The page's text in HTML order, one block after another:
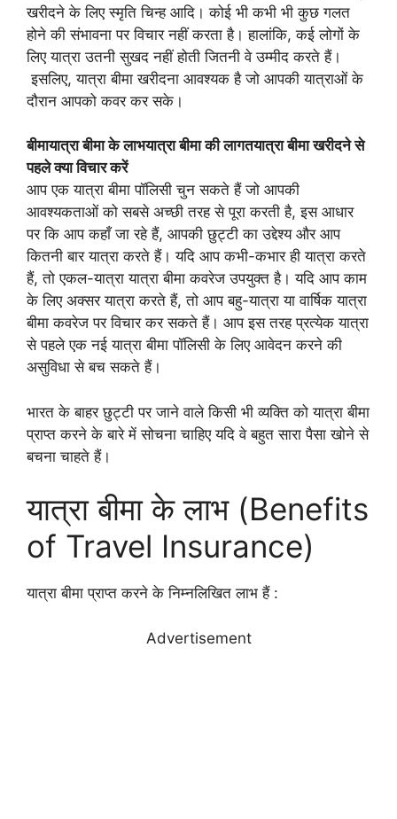
खरीदने के लिए स्मृति चिन्ह आदि। कोई भी कभी भी कुछ गलत
होने की संभावना पर विचार नहीं करता है। हालांकि, कई लोगों के
लिए यात्रा उतनी सुखद नहीं होती जितनी वे उम्मीद करते हैं।
इसलिए, यात्रा बीमा खरीदना आवश्यक है जो आपकी यात्राओं के
दौरान आपको कवर कर सके।
बीमायात्रा बीमा के लाभयात्रा बीमा की लागतयात्रा बीमा खरीदने से
पहले क्या विचार करें
आप एक यात्रा बीमा पॉलिसी चुन सकते हैं जो आपकी
आवश्यकताओं को सबसे अच्छी तरह से पूरा करती है, इस आधार
पर कि आप कहाँ जा रहे हैं, आपकी छुट्टी का उद्देश्य और आप
कितनी बार यात्रा करते हैं। यदि आप कभी-कभार ही यात्रा करते
हैं, तो एकल-यात्रा यात्रा बीमा कवरेज उपयुक्त है। यदि आप काम
के लिए अक्सर यात्रा करते हैं, तो आप बहु-यात्रा या वार्षिक यात्रा
बीमा कवरेज पर विचार कर सकते हैं। आप इस तरह प्रत्येक यात्रा
से पहले एक नई यात्रा बीमा पॉलिसी के लिए आवेदन करने की
असुविधा से बच सकते हैं।
भारत के बाहर छुट्टी पर जाने वाले किसी भी व्यक्ति को यात्रा बीमा
प्राप्त करने के बारे में सोचना चाहिए यदि वे बहुत सारा पैसा खोने से
बचना चाहते हैं।
यात्रा बीमा के लाभ (Benefits
of Travel Insurance)
यात्रा बीमा प्राप्त करने के निम्नलिखित लाभ हैं :
Advertisement